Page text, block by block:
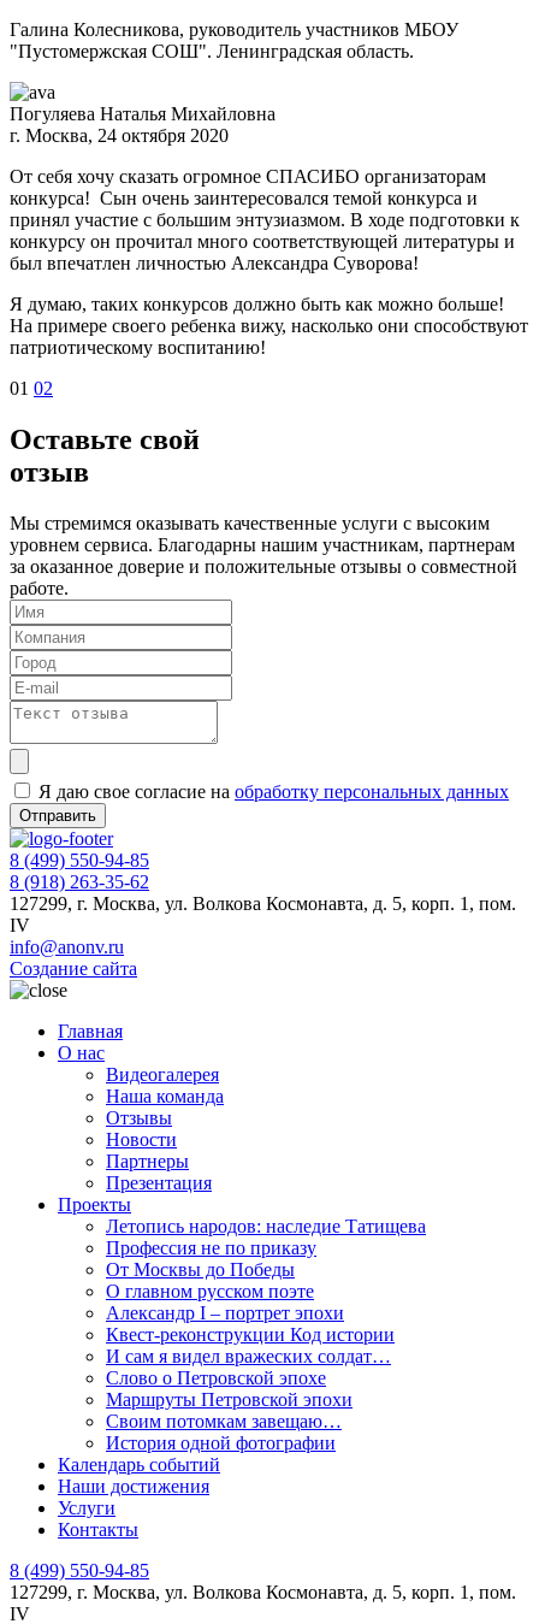
Галина Колесникова, руководитель участников МБОУ
"Пустомержская СОШ". Ленинградская область.
Погуляева Наталья Михайловна
г. Москва, 24 октября 2020
От себя хочу сказать огромное СПАСИБО организаторам
конкурса! Сын очень заинтересовался темой конкурса и
принял участие с большим энтузиазмом. В ходе подготовки к
конкурсу он прочитал много соответствующей литературы и
был впечатлен личностью Александра Суворова!
Я думаю, таких конкурсов должно быть как можно больше!
На примере своего ребенка вижу, насколько они способствуют
патриотическому воспитанию!
01 02
Оставьте свой
отзыв
Мы стремимся оказывать качественные услуги с высоким
уровнем сервиса. Благодарны нашим участникам, партнерам
за оказанное доверие и положительные отзывы о совместной
работе.
Я даю свое согласие на обработку персональных данных
8 (499) 550-94-85
8 (918) 263-35-62
127299, г. Москва, ул. Волкова Космонавта, д. 5, корп. 1, пом.
IV
info@anonv.ru
Создание сайта
Главная
О нас
Видеогалерея
Наша команда
Отзывы
Новости
Партнеры
Презентация
Проекты
Летопись народов: наследие Татищева
Профессия не по приказу
От Москвы до Победы
О главном русском поэте
Александр I – портрет эпохи
Квест-реконструкции Код истории
И сам я видел вражеских солдат…
Слово о Петровской эпохе
Маршруты Петровской эпохи
Своим потомкам завещаю…
История одной фотографии
Календарь событий
Наши достижения
Услуги
Контакты
8 (499) 550-94-85
127299, г. Москва, ул. Волкова Космонавта, д. 5, корп. 1, пом.
IV